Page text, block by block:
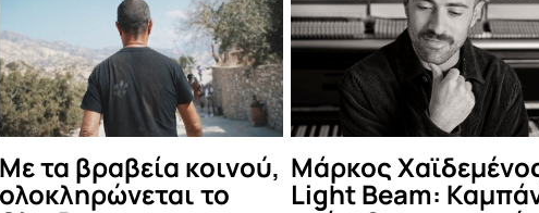
Μάρκος Χαϊδεμένος –
Light Beam: Καμπάνια
Δες τι έγινε στο
καλοκαιρινό Μέντα